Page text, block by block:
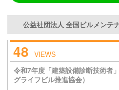
公益社団法人 全国ビルメンテ
48 VIEWS
令和7年度「建築設備診断技術者
グライフビル推進協会）